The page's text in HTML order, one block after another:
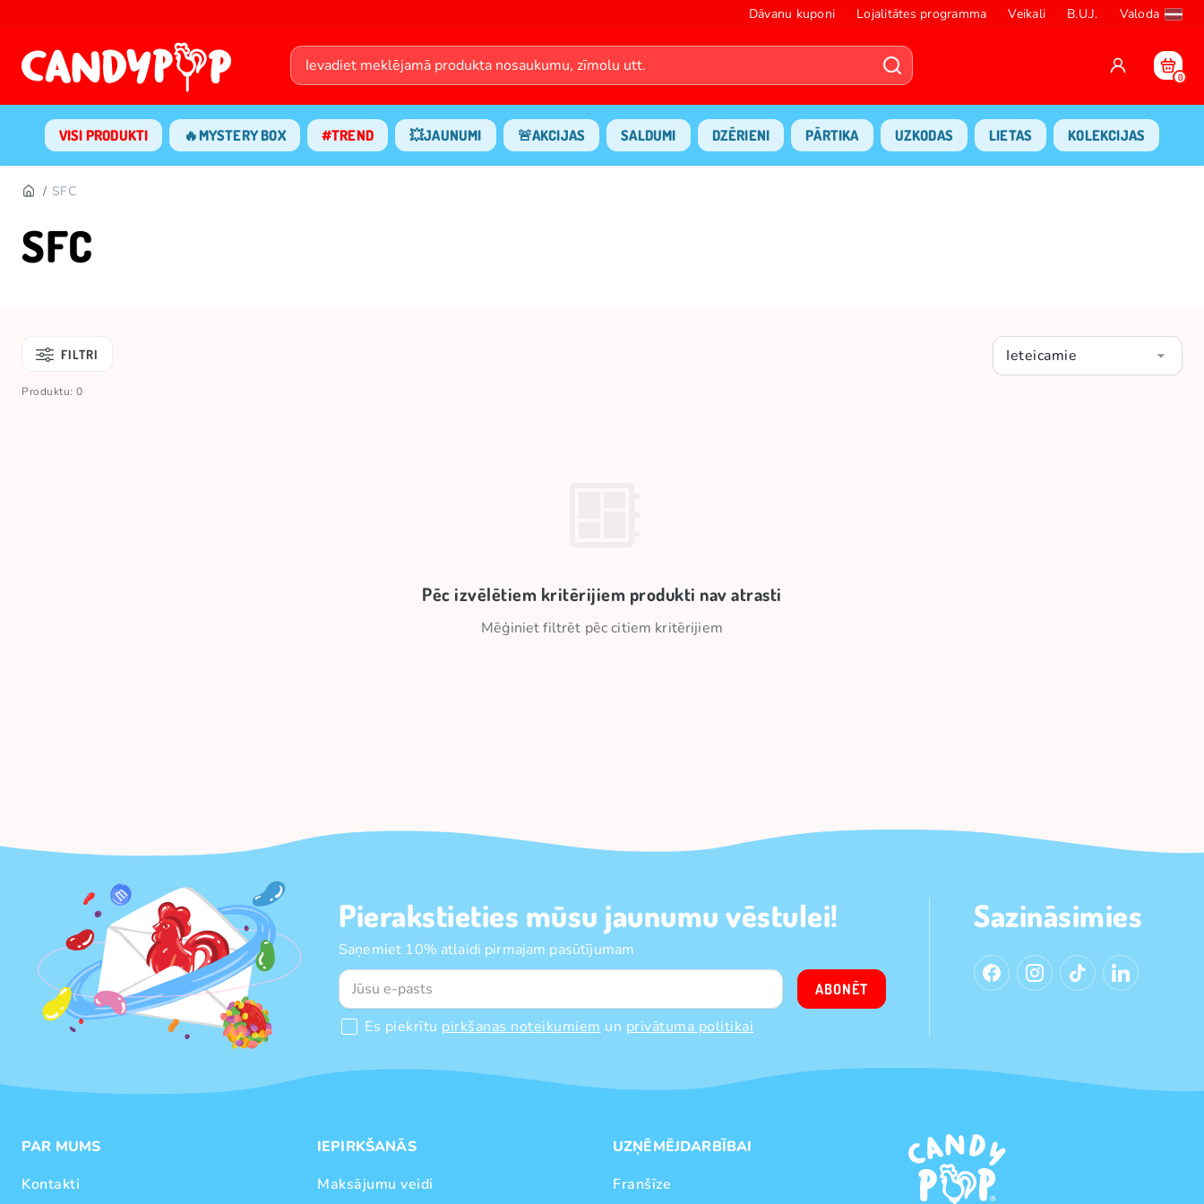
Dāvanu kuponi Lojalitātes programma Veikali B.U.J. Valoda
0
VISI PRODUKTI 🔥MYSTERY BOX #TREND 💥JAUNUMI 🚨AKCIJAS SALDUMI DZĒRIENI PĀRTIKA UZKODAS LIETAS KOLEKCIJAS
SFC
SFC
FILTRI Ieteicamie
Produktu: 0
Pēc izvēlētiem kritērijiem produkti nav atrasti
Mēģiniet filtrēt pēc citiem kritērijiem
Pierakstieties mūsu jaunumu vēstulei!
Saņemiet 10% atlaidi pirmajam pasūtījumam
Es piekrītu pirkšanas noteikumiem un privātuma politikai
ABONĒT
Sazināsimies
PAR MUMS
Kontakti
IEPIRKŠANĀS
Maksājumu veidi
UZŅĒMĒJDARBĪBAI
Franšīze